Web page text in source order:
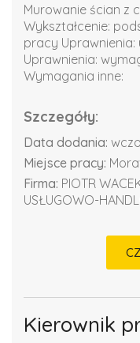
Murowanie ścian z
Wykształcenie:
pracy
Uprawnienia:
Wymagania inne:
Szczegóły:
Data dodania:
Miejsce pracy:
Firma: PIOTR
USŁUGOWO-
Kierownik